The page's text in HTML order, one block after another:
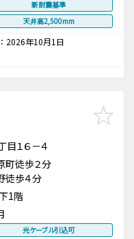
新耐震基準
天井高2,500mm
2026年10月1日
１６－４
町徒歩２分
徒歩４分
1階
光ケーブル引込可